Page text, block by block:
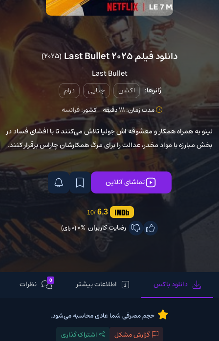
دانلود فیلم Last Bullet 2025 (2025)
Last Bullet
ژانرها: اکشن جنایی درام
مدت زمان: 111 دقیقه کشور:فرانسه
لینو به همراه همکار و معشوقه اش جولیا تلاش می‌کنند تا با افشای فساد در
بخش مبارزه با مواد مخدر، عدالت را برای مرگ همکارشان چاراس برقرار کنند.
تماشای آنلاین
6.3
/10
رضایت کاربران 0%(0 رای)
دانلود باکس اطلاعات بیشتر 0 نظرات
حجم مصرفی شما عادی محاسبه می‌شود.
گزارش مشکل
اشتراک گذاری